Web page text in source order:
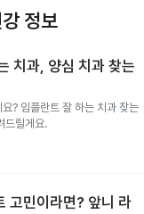
정보
치과, 양심 치과 찾는
? 임플란트 잘 하는 치과 찾는
드릴게요.
고민이라면? 앞니 라